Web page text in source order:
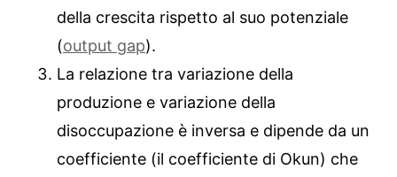
della crescita rispetto al suo potenziale
(output gap).
La relazione tra variazione della
produzione e variazione della
disoccupazione è inversa e dipende da un
coefficiente (il coefficiente di Okun) che